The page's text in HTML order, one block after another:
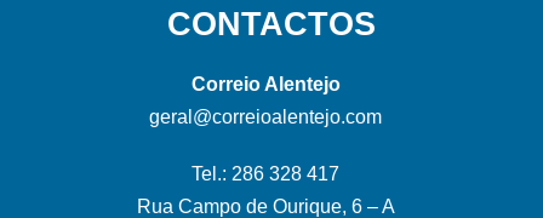
CONTACTOS
Correio Alentejo
geral@correioalentejo.com
Tel.: 286 328 417
Rua Campo de Ourique, 6 – A